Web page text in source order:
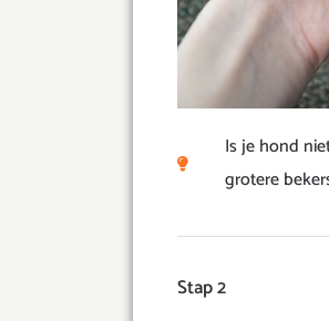
Is je hond
grotere
Stap 2